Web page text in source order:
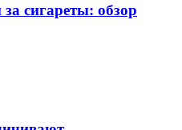
за сигареты: обзор